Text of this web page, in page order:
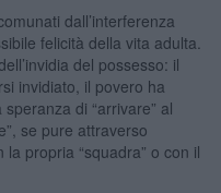
dall’interferenza
felicità della vita adulta.
del possesso: il
invidiato, il povero ha
di “arrivare” al
se pure attraverso
propria “squadra” o con il